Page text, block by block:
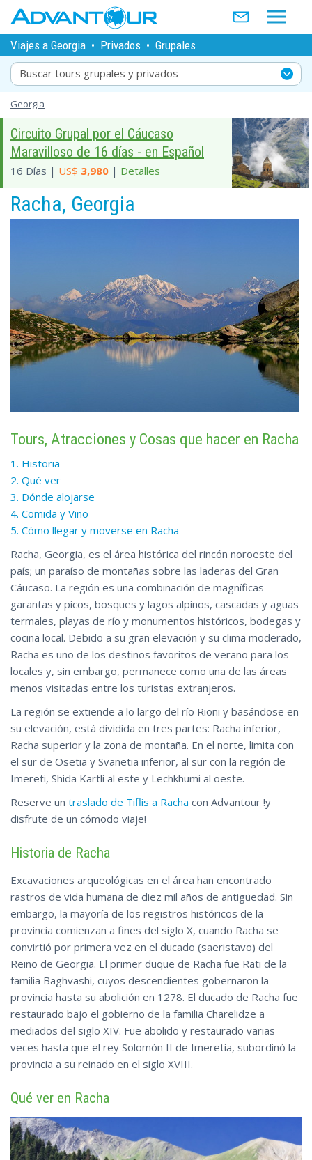
Viajes a Georgia • Privados • Grupales
Buscar tours grupales y privados
Georgia
Circuito Grupal por el Cáucaso
Maravilloso de 16 días - en Español
16 Días | US$ 3,980 | Detalles
Racha, Georgia
Tours, Atracciones y Cosas que hacer en Racha
1. Historia
2. Qué ver
3. Dónde alojarse
4. Comida y Vino
5. Cómo llegar y moverse en Racha
Racha, Georgia, es el área histórica del rincón noroeste del
país; un paraíso de montañas sobre las laderas del Gran
Cáucaso. La región es una combinación de magníficas
garantas y picos, bosques y lagos alpinos, cascadas y aguas
termales, playas de río y monumentos históricos, bodegas y
cocina local. Debido a su gran elevación y su clima moderado,
Racha es uno de los destinos favoritos de verano para los
locales y, sin embargo, permanece como una de las áreas
menos visitadas entre los turistas extranjeros.
La región se extiende a lo largo del río Rioni y basándose en
su elevación, está dividida en tres partes: Racha inferior,
Racha superior y la zona de montaña. En el norte, limita con
el sur de Osetia y Svanetia inferior, al sur con la región de
Imereti, Shida Kartli al este y Lechkhumi al oeste.
Reserve un traslado de Tiflis a Racha con Advantour !y
disfrute de un cómodo viaje!
Historia de Racha
Excavaciones arqueológicas en el área han encontrado
rastros de vida humana de diez mil años de antigüedad. Sin
embargo, la mayoría de los registros históricos de la
provincia comienzan a fines del siglo X, cuando Racha se
convirtió por primera vez en el ducado (saeristavo) del
Reino de Georgia. El primer duque de Racha fue Rati de la
familia Baghvashi, cuyos descendientes gobernaron la
provincia hasta su abolición en 1278. El ducado de Racha fue
restaurado bajo el gobierno de la familia Charelidze a
mediados del siglo XIV. Fue abolido y restaurado varias
veces hasta que el rey Solomón II de Imeretia, subordinó la
provincia a su reinado en el siglo XVIII.
Qué ver en Racha